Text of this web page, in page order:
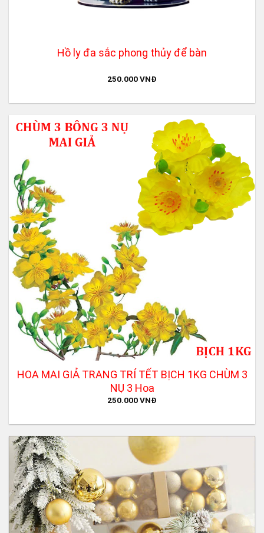
Hồ ly đa sắc phong thủy để bàn
250.000VNĐ
HOA MAI GIẢ TRANG TRÍ TẾT BỊCH 1KG CHÙM 3
NỤ 3 Hoa
250.000VNĐ